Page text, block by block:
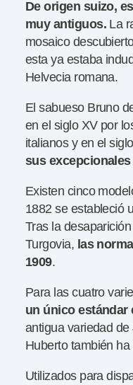
De origen suizo,
muy antiguos. La
mosaico
esta ya estaba
Helvecia romana.
El sabueso Bruno
en el siglo XV por
italianos y en el
sus
Existen cinco
1882 se estableció
Tras la
Turgovia, las
1909.
Para las cuatro
un único estándar
antigua variedad
Huberto también
Utilizados para